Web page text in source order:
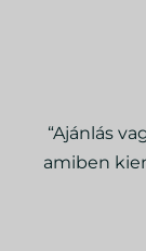
“Ajánlás
amiben